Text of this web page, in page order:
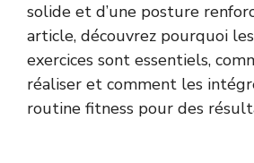
solide et d’une posture
article, découvrez pourquoi
exercices sont essentiels,
réaliser et comment les
routine fitness pour des